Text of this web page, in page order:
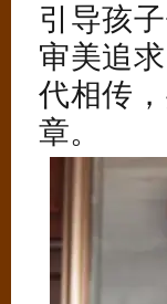
引导孩
审美追
代相传
章。